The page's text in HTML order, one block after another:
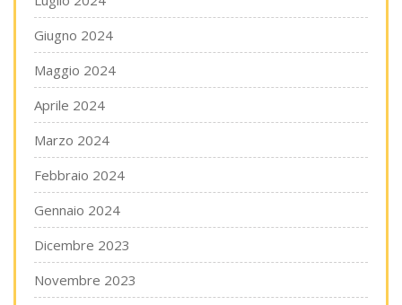
Giugno 2024
Maggio 2024
Aprile 2024
Marzo 2024
Febbraio 2024
Gennaio 2024
Dicembre 2023
Novembre 2023